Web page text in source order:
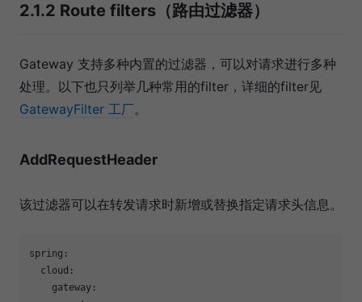
2.1.2 Route filters（路由过滤器）
Gateway 支持多种内置的过滤器，可以对请求进行多种
处理。以下也只列举几种常用的filter，详细的filter见
GatewayFilter 工厂。
AddRequestHeader
该过滤器可以在转发请求时新增或替换指定请求头信息。
spring:
cloud:
gateway: